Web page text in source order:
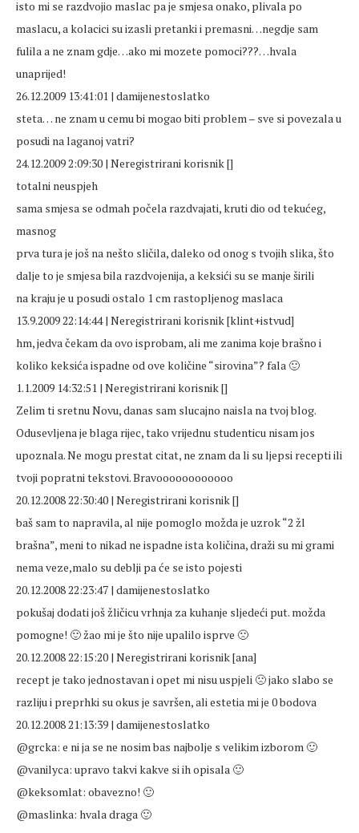
isto mi se razdvojio maslac pa je smjesa onako, plivala po
maslacu, a kolacici su izasli pretanki i premasni…negdje sam
fulila a ne znam gdje…ako mi mozete pomoci???…hvala
unaprijed!
26.12.2009 13:41:01 | damijenestoslatko
steta… ne znam u cemu bi mogao biti problem – sve si povezala u
posudi na laganoj vatri?
24.12.2009 2:09:30 | Neregistrirani korisnik []
totalni neuspjeh
sama smjesa se odmah počela razdvajati, kruti dio od tekućeg,
masnog
prva tura je još na nešto sličila, daleko od onog s tvojih slika, što
dalje to je smjesa bila razdvojenija, a keksići su se manje širili
na kraju je u posudi ostalo 1 cm rastopljenog maslaca
13.9.2009 22:14:44 | Neregistrirani korisnik [klint+istvud]
hm, jedva čekam da ovo isprobam, ali me zanima koje brašno i
koliko keksića ispadne od ove količine “sirovina”? fala 🙂
1.1.2009 14:32:51 | Neregistrirani korisnik []
Zelim ti sretnu Novu, danas sam slucajno naisla na tvoj blog.
Odusevljena je blaga rijec, tako vrijednu studenticu nisam jos
upoznala. Ne mogu prestat citat, ne znam da li su ljepsi recepti ili
tvoji popratni tekstovi. Bravoooooooooooo
20.12.2008 22:30:40 | Neregistrirani korisnik []
baš sam to napravila, al nije pomoglo možda je uzrok “2 žl
brašna”, meni to nikad ne ispadne ista količina, draži su mi grami
nema veze,malo su deblji pa će se isto pojesti
20.12.2008 22:23:47 | damijenestoslatko
pokušaj dodati još žličicu vrhnja za kuhanje sljedeći put. možda
pomogne! 🙂 žao mi je što nije upalilo isprve 🙁
20.12.2008 22:15:20 | Neregistrirani korisnik [ana]
recept je tako jednostavan i opet mi nisu uspjeli 🙁 jako slabo se
razliju i preprhki su okus je savršen, ali estetia mi je 0 bodova
20.12.2008 21:13:39 | damijenestoslatko
@grcka: e ni ja se ne nosim bas najbolje s velikim izborom 🙂
@vanilyca: upravo takvi kakve si ih opisala 🙂
@keksomlat: obavezno! 🙂
@maslinka: hvala draga 🙂